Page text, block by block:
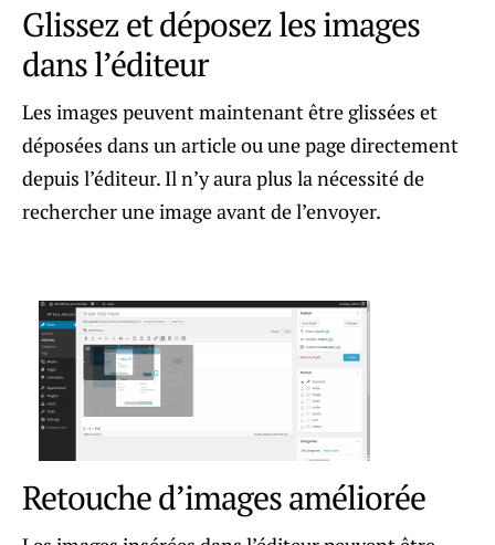
Glissez et déposez les images
dans l’éditeur
Les images peuvent maintenant être glissées et
déposées dans un article ou une page directement
depuis l’éditeur. Il n’y aura plus la nécessité de
rechercher une image avant de l’envoyer.
Retouche d’images améliorée